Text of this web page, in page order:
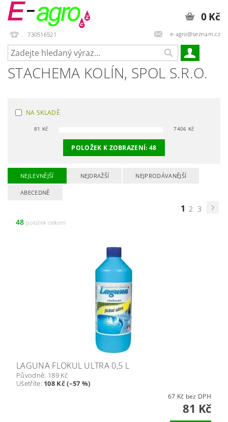
730516521 e-agro@seznam.cz
0 Kč
STACHEMA KOLÍN, SPOL S.R.O.
NA SKLADĚ
81 Kč 7406 Kč
POLOŽEK K ZOBRAZENÍ:48
NEJLEVNĚJŠÍ NEJDRAŽŠÍ NEJPRODÁVANĚJŠÍ
ABECEDNĚ
1 2 3
48 položek celkem
LAGUNA FLOKUL ULTRA 0,5 L
Původně: 189 Kč
Ušetříte: 108 Kč (–57 %)
67 Kč bez DPH
81 Kč